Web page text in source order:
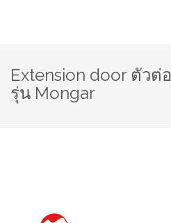
Extension door ตัวต่
รุ่น Mongar